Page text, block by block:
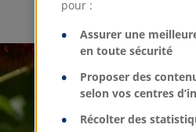
pour :
Assurer une
en toute sécurité
Proposer des
selon vos centres
Récolter des